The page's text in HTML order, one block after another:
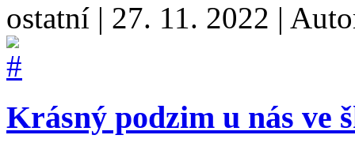
ostatní | 27. 11. 2022 |
Krásný podzim u nás ve